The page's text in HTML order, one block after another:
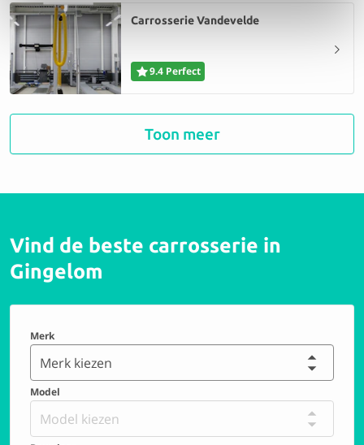
Carrosserie Vandevelde
9.4 Perfect
Garage Philip Boden NV
Garage Vanhellemont
Hoedlmayr Logistics Belgium N.V.
10 Perfect
Toon meer
Vind de beste carrosserie in
Gingelom
Merk
Merk kiezen
Model
Model kiezen